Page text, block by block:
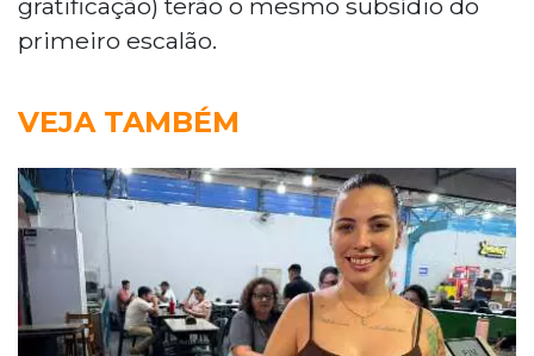
primeiro escalão.
VEJA TAMBÉM